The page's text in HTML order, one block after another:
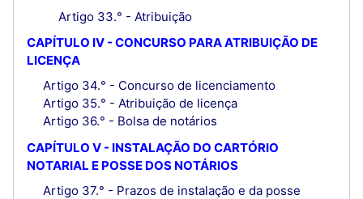
Artigo 33.° - Atribuição
CAPÍTULO IV - CONCURSO PARA ATRIBUIÇÃO DE
LICENÇA
Artigo 34.° - Concurso de licenciamento
Artigo 35.° - Atribuição de licença
Artigo 36.° - Bolsa de notários
CAPÍTULO V - INSTALAÇÃO DO CARTÓRIO
NOTARIAL E POSSE DOS NOTÁRIOS
Artigo 37.° - Prazos de instalação e da posse